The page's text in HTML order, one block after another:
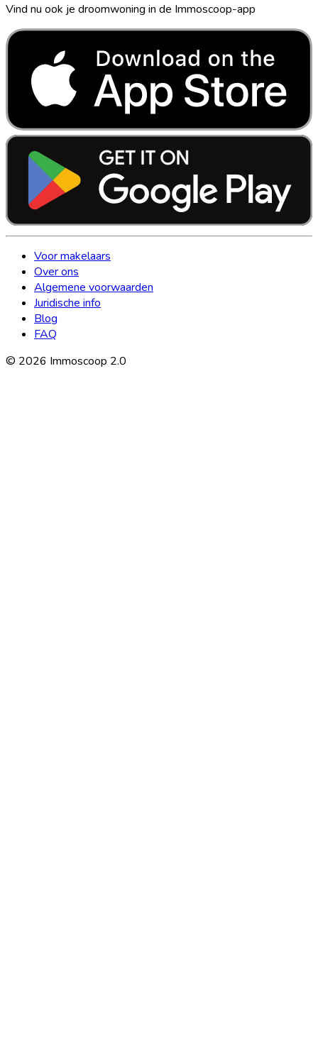
Vind nu ook je droomwoning in de Immoscoop-app
Voor makelaars
Over ons
Algemene voorwaarden
Juridische info
Blog
FAQ
© 2026 Immoscoop 2.0